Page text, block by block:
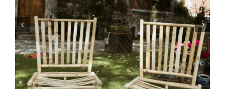
NOS ACTIVITES
CONTACT